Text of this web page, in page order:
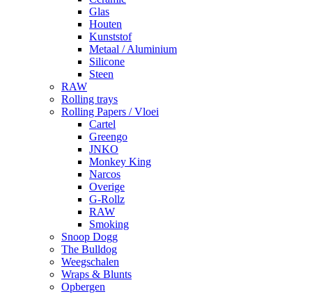
Glas
Houten
Kunststof
Metaal / Aluminium
Silicone
Steen
RAW
Rolling trays
Rolling Papers / Vloei
Cartel
Greengo
JNKO
Monkey King
Narcos
Overige
G-Rollz
RAW
Smoking
Snoop Dogg
The Bulldog
Weegschalen
Wraps & Blunts
Opbergen